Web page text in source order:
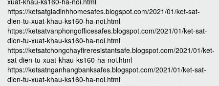
https://ketsatgiadinhhomesafes.blogspot.com/2021/01/ket-sat-
dien-tu-xuat-khau-ks160-ha-noi.html
https://ketsatvanphongofficesafes.blogspot.com/2021/01/ket-sat-
dien-tu-xuat-khau-ks160-ha-noi.html
https://ketsatchongchayfireresistantsafe.blogspot.com/2021/01/ket-
sat-dien-tu-xuat-khau-ks160-ha-noi.html
https://ketsatnganhangbanksafes.blogspot.com/2021/01/ket-sat-
dien-tu-xuat-khau-ks160-ha-noi.html